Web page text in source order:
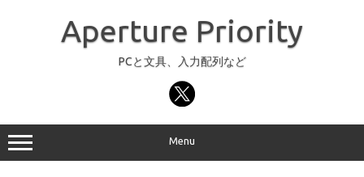
Aperture Priority
PCと文具、入力配列など
Menu